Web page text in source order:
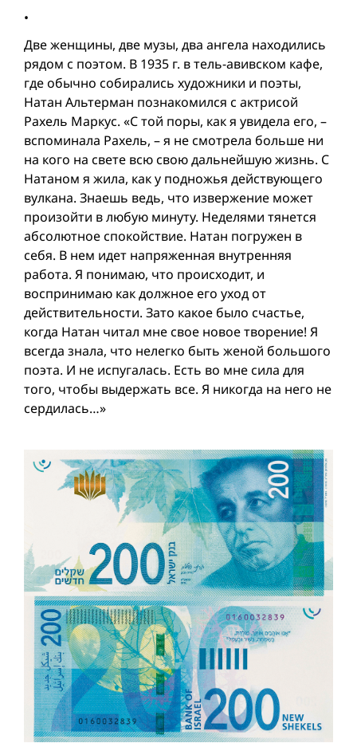
•
Две женщины, две музы, два ангела находились
рядом с поэтом. В 1935 г. в тель-авивском кафе,
где обычно собирались художники и поэты,
Натан Альтерман познакомился с актрисой
Рахель Маркус. «С той поры, как я увидела его, –
вспоминала Рахель, – я не смотрела больше ни
на кого на свете всю свою дальнейшую жизнь. С
Натаном я жила, как у подножья действующего
вулкана. Знаешь ведь, что извержение может
произойти в любую минуту. Неделями тянется
абсолютное спокойствие. Натан погружен в
себя. В нем идет напряженная внутренняя
работа. Я понимаю, что происходит, и
воспринимаю как должное его уход от
действительности. Зато какое было счастье,
когда Натан читал мне свое новое творение! Я
всегда знала, что нелегко быть женой большого
поэта. И не испугалась. Есть во мне сила для
того, чтобы выдержать все. Я никогда на него не
сердилась…»